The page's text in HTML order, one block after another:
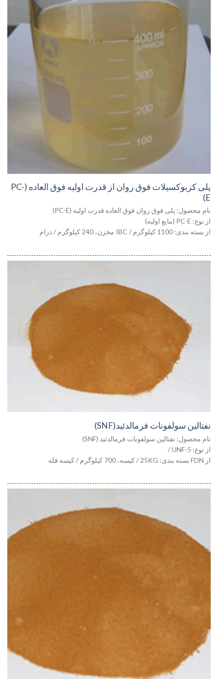
پلی کربوکسیلات فوق روان از قدرت اولیه فوق العاده (PC-
E)
نام محصول: پلی فوق روان فوق العاده قدرت اولیه (PC-E)
از نوع: PC-E (مایع اولیه)
از بسته بندی: 1100 کیلوگرم / IBC مخزن، 240 کیلوگرم / درام
نفتالین سولفونات فرمالدئید(SNF)
نام محصول: نفتالین سولفونات فرمالدئید (SNF)
از نوع: UNF-5 /
از FDN بسته بندی: 25KG / کیسه، 700 کیلوگرم / کیسه فله